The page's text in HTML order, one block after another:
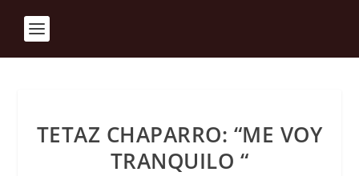
TETAZ CHAPARRO: “ME VOY
TRANQUILO “